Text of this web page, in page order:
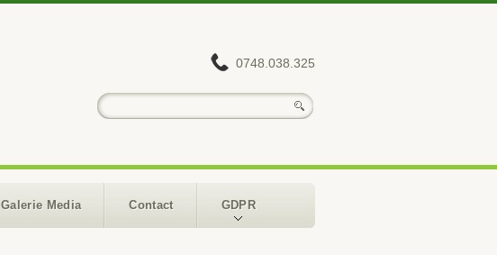
0748.038.325
Galerie Media Contact GDPR